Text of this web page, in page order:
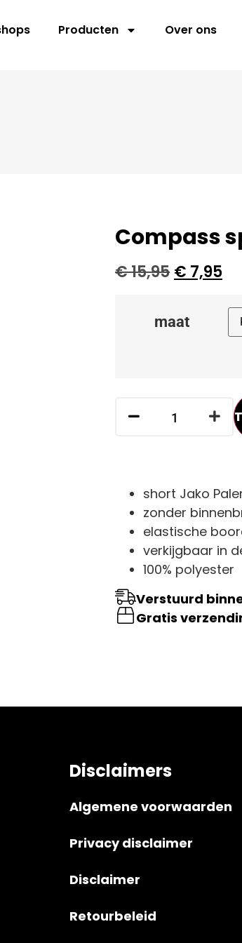
Producten Over ons
Compass
€15,95 € 7,95
maat
short Jako
zonder
elastische
verkijgbaar in
100% polyester
Verstuurd
Gratis
Disclaimers
Algemene voorwaarden
Privacy disclaimer
Disclaimer
Retourbeleid